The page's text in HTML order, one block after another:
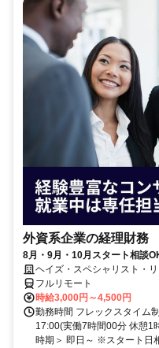
外資系企業の経理財務
8月・9月・10月スタート相談
大／700万～800万／リモート
ヘイズ・スペシャリスト・
フルリモート
時給3,000円～4,500円
勤務時間 フレックスタイム
17:00(実働7時間00分 休憩
時期＞ 即日～ ※スタート日